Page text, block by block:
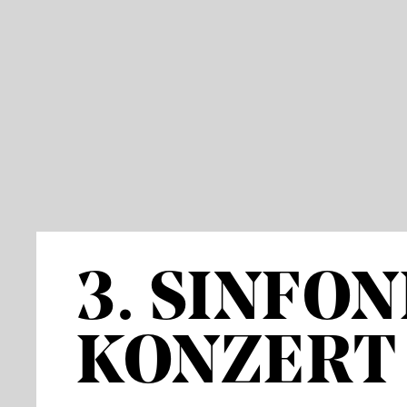
3.
KONZERT